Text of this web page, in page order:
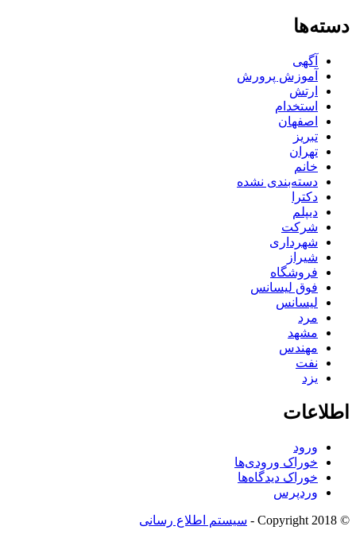
دسته‌ها
آگهی
آموزش پرورش
ارتش
استخدام
اصفهان
تبریز
تهران
خانم
دسته‌بندی نشده
دکترا
دیپلم
شرکت
شهرداری
شیراز
فروشگاه
فوق لیسانس
لیسانس
مرد
مشهد
مهندس
نفت
یزد
اطلاعات
ورود
خوراک ورودی‌ها
خوراک دیدگاه‌ها
وردپرس
© Copyright 2018 - سیستم اطلاع رسانی